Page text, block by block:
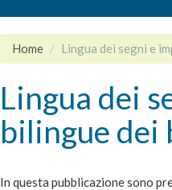
Home Lingua dei segni e
Lingua dei
bilingue dei
In questa pubblicazione sono